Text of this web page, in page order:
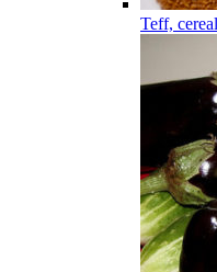
Teff,